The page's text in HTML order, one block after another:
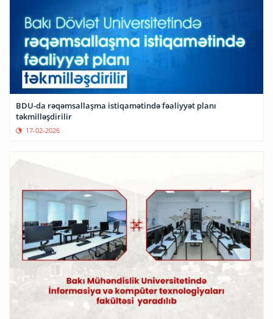
BDU-da rəqəmsallaşma istiqamətində fəaliyyət planı
təkmilləşdirilir
17-02-2026